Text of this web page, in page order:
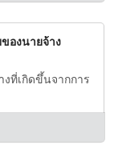
องนายจ้าง
ที่เกิดขึ้นจากการ